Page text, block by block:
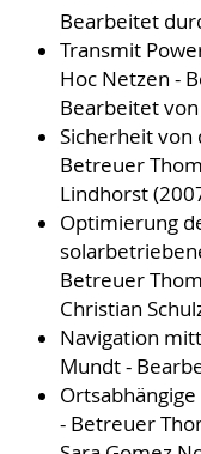
Bearbeitet
Transmit
Hoc Netzen -
Bearbeitet
Sicherheit
Betreuer
Lindhorst
Optimierung
Betreuer
Christian
Navigation
Mundt -
- Betreuer